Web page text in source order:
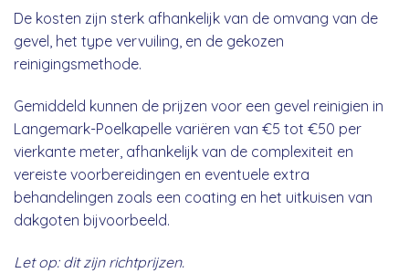
De kosten zijn sterk afhankelijk van de omvang van de
gevel, het type vervuiling, en de gekozen
reinigingsmethode.
Gemiddeld kunnen de prijzen voor een gevel reinigien in
Langemark-Poelkapelle variëren van €5 tot €50 per
vierkante meter, afhankelijk van de complexiteit en
vereiste voorbereidingen en eventuele extra
behandelingen zoals een coating en het uitkuisen van
dakgoten bijvoorbeeld.
Let op: dit zijn richtprijzen.